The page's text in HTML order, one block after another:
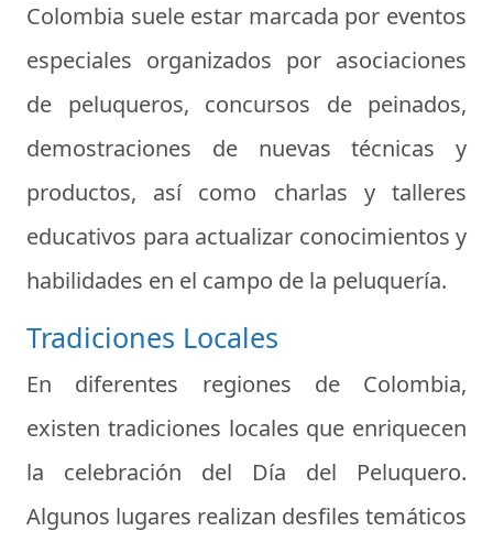
Colombia suele estar marcada por eventos
especiales organizados por asociaciones
de peluqueros, concursos de peinados,
demostraciones de nuevas técnicas y
productos, así como charlas y talleres
educativos para actualizar conocimientos y
habilidades en el campo de la peluquería.
Tradiciones Locales
En diferentes regiones de Colombia,
existen tradiciones locales que enriquecen
la celebración del Día del Peluquero.
Algunos lugares realizan desfiles temáticos